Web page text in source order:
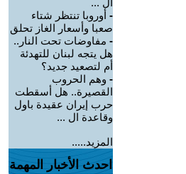
ال ...
- أوروبا تنتظر شتاء
صعبا وأسعار الغاز تحلق
- مفاوضات تحت النار..
هل يتجه لبنان للتهدئة
أم لتصعيد جديد؟
- وهم الحروب
القصيرة.. هل أسقطت
حرب إيران عقيدة باول
وقاعدة ال ...
المزيد.....
احدث الأخبار المهمة